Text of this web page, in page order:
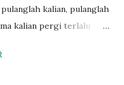
kalian, pulanglah
kalian pergi terlalu
selimut debunya
akan sepeda? akan